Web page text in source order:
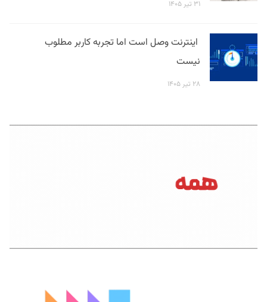
۳۱ تیر ۱۴۰۵
اینترنت وصل است اما تجربه کاربر مطلوب
نیست
۲۸ تیر ۱۴۰۵